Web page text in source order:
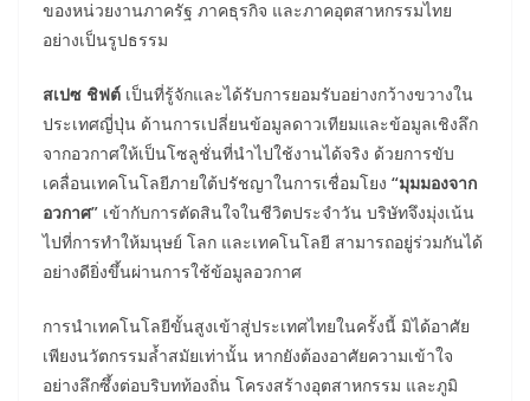
ของหน่วยงานภาครัฐ ภาคธุรกิจ และภาคอุตสาหกรรมไทย
อย่างเป็นรูปธรรม
สเปซ ชิฟต์ เป็นที่รู้จักและได้รับการยอมรับอย่างกว้างขวางใน
ประเทศญี่ปุ่น ด้านการเปลี่ยนข้อมูลดาวเทียมและข้อมูลเชิงลึก
จากอวกาศให้เป็นโซลูชั่นที่นำไปใช้งานได้จริง ด้วยการขับ
เคลื่อนเทคโนโลยีภายใต้ปรัชญาในการเชื่อมโยง “มุมมองจาก
อวกาศ” เข้ากับการตัดสินใจในชีวิตประจำวัน บริษัทจึงมุ่งเน้น
ไปที่การทำให้มนุษย์ โลก และเทคโนโลยี สามารถอยู่ร่วมกันได้
อย่างดียิ่งขึ้นผ่านการใช้ข้อมูลอวกาศ
การนำเทคโนโลยีขั้นสูงเข้าสู่ประเทศไทยในครั้งนี้ มิได้อาศัย
เพียงนวัตกรรมล้ำสมัยเท่านั้น หากยังต้องอาศัยความเข้าใจ
อย่างลึกซึ้งต่อบริบทท้องถิ่น โครงสร้างอุตสาหกรรม และภูมิ